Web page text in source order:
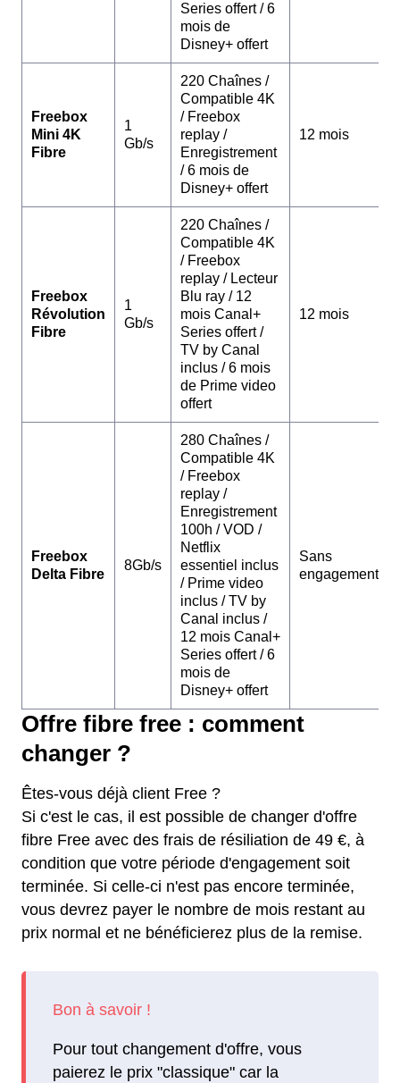
Series offert / 6
mois de
Disney+ offert
Freebox
Mini 4K
Fibre
1
Gb/s
220 Chaînes /
Compatible 4K
/ Freebox
replay /
Enregistrement
/ 6 mois de
Disney+ offert
12 mois
Freebox
Révolution
Fibre
1
Gb/s
220 Chaînes /
Compatible 4K
/ Freebox
replay / Lecteur
Blu ray / 12
mois Canal+
Series offert /
TV by Canal
inclus / 6 mois
de Prime video
offert
12 mois
Freebox
Delta Fibre
8Gb/s
280 Chaînes /
Compatible 4K
/ Freebox
replay /
Enregistrement
100h / VOD /
Netflix
essentiel inclus
/ Prime video
inclus / TV by
Canal inclus /
12 mois Canal+
Series offert / 6
mois de
Disney+ offert
Sans
engagement
Offre fibre free : comment
changer ?
Êtes-vous déjà client Free ?
Si c'est le cas, il est possible de changer d'offre
fibre Free avec des frais de résiliation de 49 €, à
condition que votre période d'engagement soit
terminée. Si celle-ci n'est pas encore terminée,
vous devrez payer le nombre de mois restant au
prix normal et ne bénéficierez plus de la remise.
Pour tout changement d'offre, vous
paierez le prix "classique" car la